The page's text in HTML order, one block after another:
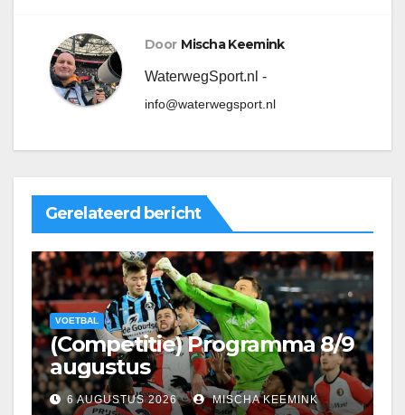
Door Mischa Keemink
WaterwegSport.nl -
info@waterwegsport.nl
Gerelateerd bericht
VOETBAL
(Competitie) Programma 8/9
augustus
6 AUGUSTUS 2026 MISCHA KEEMINK